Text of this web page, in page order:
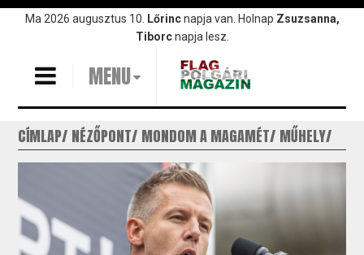
UgrásMa 2026 augusztus 10. Lőrincnapja van. Holnap Zsuzsanna,
Tiborcnapja lesz.
MENU
CÍMLAP NÉZŐPONT MONDOM A MAGAMÉT MŰHELY